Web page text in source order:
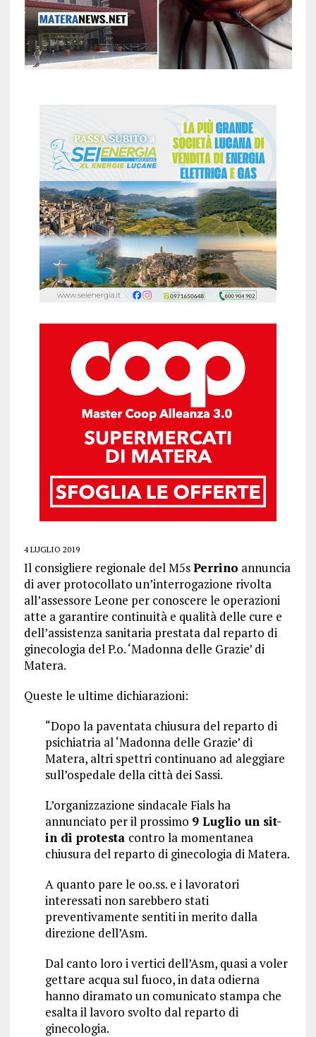
4 LUGLIO 2019
Il consigliere regionale del M5sPerrino annuncia
di aver protocollato un’interrogazione rivolta
all’assessore Leone per conoscere le operazioni
atte a garantire continuità e qualità delle cure e
dell’assistenza sanitaria prestata dal reparto di
ginecologia del P.o. ‘Madonna delle Grazie’ di
Matera.
Queste le ultime dichiarazioni:
“Dopo la paventata chiusura del reparto di
psichiatria al ‘Madonna delle Grazie’ di
Matera, altri spettri continuano ad aleggiare
sull’ospedale della città dei Sassi.
L’organizzazione sindacale Fials ha
annunciato per il prossimo 9 Luglio un sit-
in di protesta contro la momentanea
chiusura del reparto di ginecologia di Matera.
A quanto pare le oo.ss. e i lavoratori
interessati non sarebbero stati
preventivamente sentiti in merito dalla
direzione dell’Asm.
Dal canto loro i vertici dell’Asm, quasi a voler
gettare acqua sul fuoco, in data odierna
hanno diramato un comunicato stampa che
esalta il lavoro svolto dal reparto di
ginecologia.